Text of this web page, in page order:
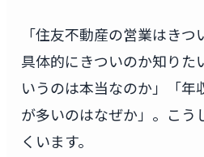
「住友不動産の営業はき
具体的にきついのか知りた
いうのは本当なのか」「年
が多いのはなぜか」。こう
くいます。